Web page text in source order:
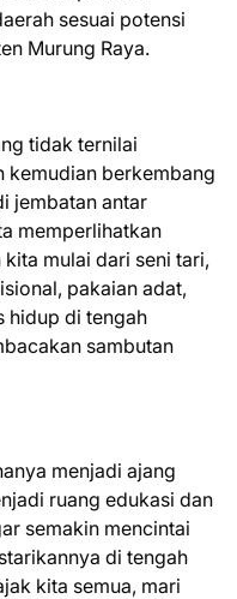
sesuai potensi
Murung Raya.
tidak ternilai
kemudian berkembang
jembatan antar
memperlihatkan
mulai dari seni tari,
pakaian adat,
hidup di tengah
sambutan
menjadi ajang
ruang edukasi dan
semakin mencintai
di tengah
kita semua, mari